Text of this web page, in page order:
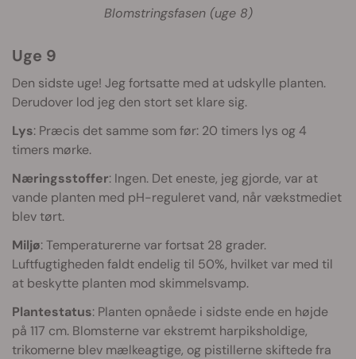
Blomstringsfasen (uge 8)
Uge 9
Den sidste uge! Jeg fortsatte med at udskylle planten.
Derudover lod jeg den stort set klare sig.
Lys: Præcis det samme som før: 20 timers lys og 4
timers mørke.
Næringsstoffer: Ingen. Det eneste, jeg gjorde, var at
vande planten med pH-reguleret vand, når vækstmediet
blev tørt.
Miljø: Temperaturerne var fortsat 28 grader.
Luftfugtigheden faldt endelig til 50%, hvilket var med til
at beskytte planten mod skimmelsvamp.
Plantestatus: Planten opnåede i sidste ende en højde
på 117 cm. Blomsterne var ekstremt harpiksholdige,
trikomerne blev mælkeagtige, og pistillerne skiftede fra